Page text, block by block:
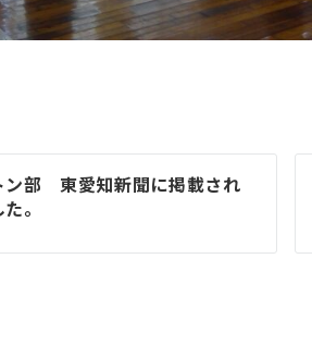
ン部 東愛知新聞に掲載され
。